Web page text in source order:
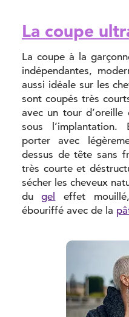
La coupe
La coupe à la
indépendantes,
aussi idéale sur les
sont coupés très
avec un tour
sous
porter avec
dessus de tête sans
très courte et
sécher les cheveux
dugel
effet
ébouriffé avec de la